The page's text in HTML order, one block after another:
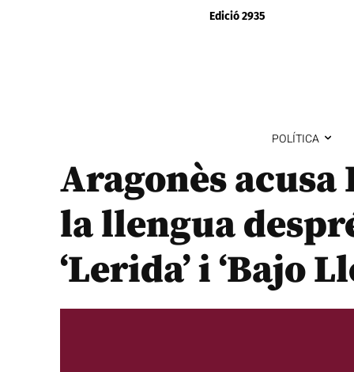
Edició 2935
POLÍTICA
Aragonès
la llengua
‘Lerida’ i ‘Bajo